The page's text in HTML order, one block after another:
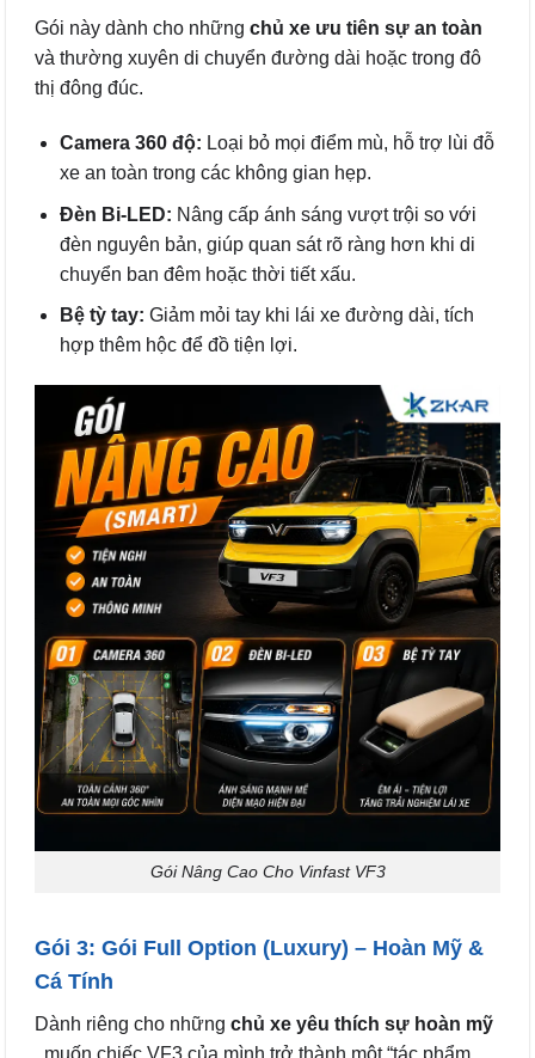
Gói này dành cho những chủ xe ưu tiên sự an toàn
và thường xuyên di chuyển đường dài hoặc trong đô
thị đông đúc.
Camera 360 độ: Loại bỏ mọi điểm mù, hỗ trợ lùi đỗ
xe an toàn trong các không gian hẹp.
Đèn Bi-LED: Nâng cấp ánh sáng vượt trội so với
đèn nguyên bản, giúp quan sát rõ ràng hơn khi di
chuyển ban đêm hoặc thời tiết xấu.
Bệ tỳ tay: Giảm mỏi tay khi lái xe đường dài, tích
hợp thêm hộc để đồ tiện lợi.
Gói Nâng Cao Cho Vinfast VF3
Gói 3: Gói Full Option (Luxury) – Hoàn Mỹ &
Cá Tính
Dành riêng cho những chủ xe yêu thích sự hoàn mỹ
, muốn chiếc VF3 của mình trở thành một “tác phẩm